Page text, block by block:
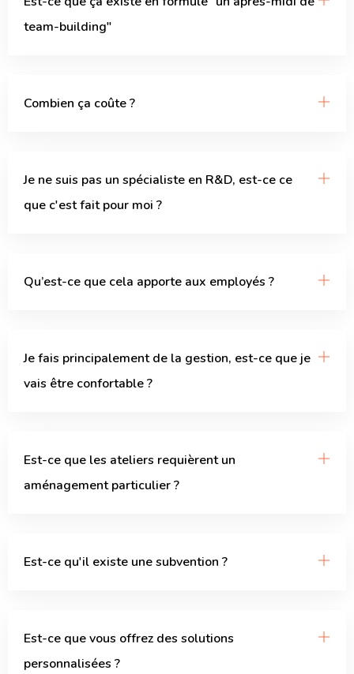
team-building"
Combien ça coûte ?
Je ne suis pas un spécialiste en R&D, est-ce ce
que c'est fait pour moi ?
Qu’est-ce que cela apporte aux employés ?
Je fais principalement de la gestion, est-ce que je
vais être confortable ?
Est-ce que les ateliers requièrent un
aménagement particulier ?
Est-ce qu'il existe une subvention ?
Est-ce que vous offrez des solutions
personnalisées ?